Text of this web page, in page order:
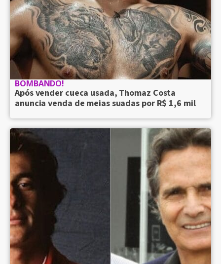
BOMBANDO!
Após vender cueca usada, Thomaz Costa
anuncia venda de meias suadas por R$ 1,6 mil